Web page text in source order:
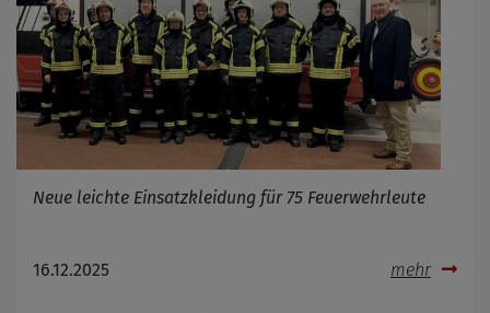
Neue leichte Einsatzkleidung für 75 Feuerwehrleute
16.12.2025 mehr